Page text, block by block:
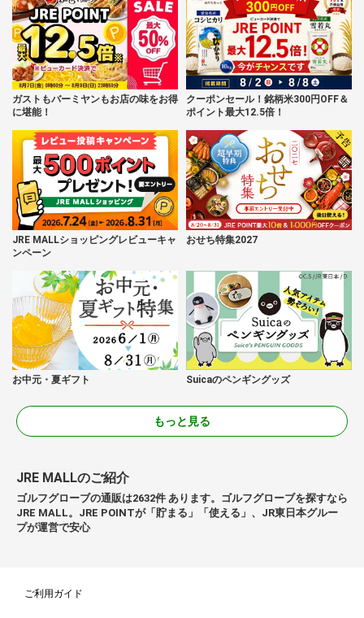
ガストもバーミヤンもお店の味をお得
に堪能！
クーポンセール！銘柄米300円OFF＆
ポイント最大12.5倍！
JRE MALLショッピングレビューキャ
ンペーン
おせち特集2027
お中元・夏ギフト Suicaのペンギングッズ
もっと見る
JRE MALLのご紹介
ゴルフグローブの通販は2632件 あります。ゴルフグローブを探すなら
JRE MALL。JRE POINTが「貯まる」「使える」、JR東日本グルー
プが運営で安心
ご利用ガイド